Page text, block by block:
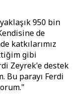
950 bin
de
katkılarımız
gibi
Zeyrek'e destek
Bu parayı Ferdi